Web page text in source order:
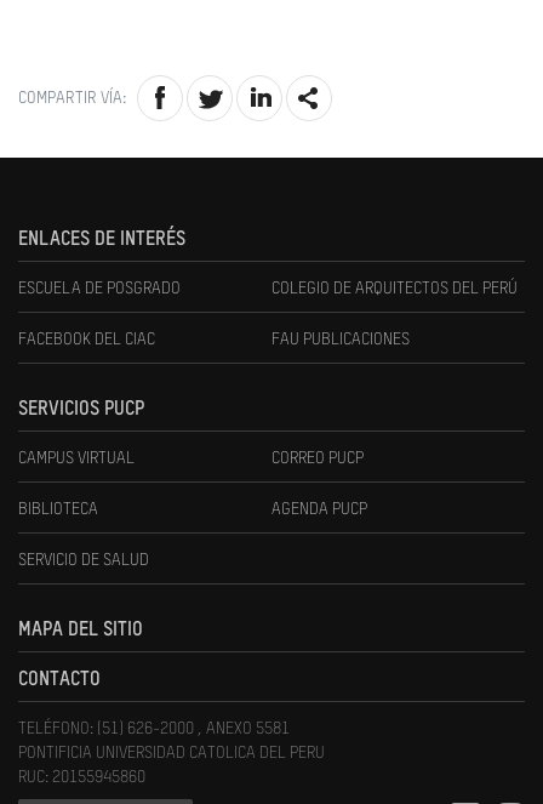
COMPARTIR VÍA:
ENLACES DE INTERÉS
ESCUELA DE POSGRADO COLEGIO DE ARQUITECTOS DEL PERÚ
FACEBOOK DEL CIAC FAU PUBLICACIONES
SERVICIOS PUCP
CAMPUS VIRTUAL CORREO PUCP
BIBLIOTECA AGENDA PUCP
SERVICIO DE SALUD
MAPA DEL SITIO
CONTACTO
TELÉFONO: (51) 626-2000 , ANEXO 5581
PONTIFICIA UNIVERSIDAD CATOLICA DEL PERU
RUC: 20155945860